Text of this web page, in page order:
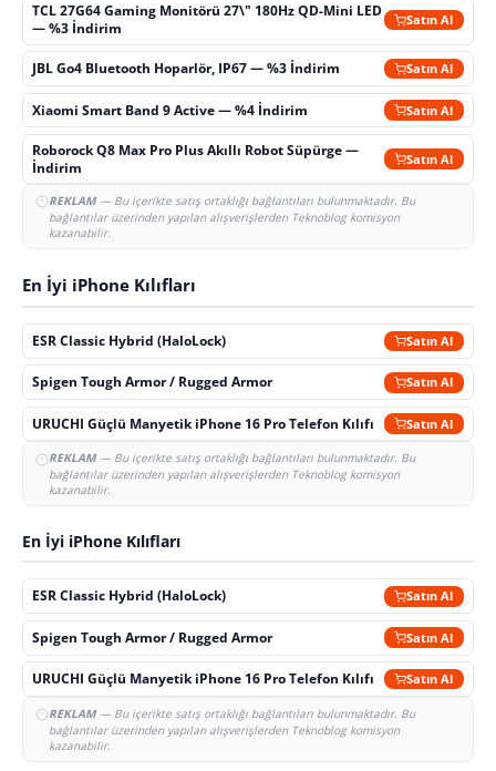
TCL 27G64 Gaming Monitörü 27\" 180Hz QD-Mini LED
— %3 İndirim
Satın Al
JBL Go4 Bluetooth Hoparlör, IP67 — %3 İndirim Satın Al
Xiaomi Smart Band 9 Active — %4 İndirim Satın Al
Roborock Q8 Max Pro Plus Akıllı Robot Süpürge —
İndirim
Satın Al
REKLAM— Bu içerikte satış ortaklığı bağlantıları bulunmaktadır. Bu
bağlantılar üzerinden yapılan alışverişlerden Teknoblog komisyon
kazanabilir.
En İyi iPhone Kılıfları
ESR Classic Hybrid (HaloLock) Satın Al
Spigen Tough Armor / Rugged Armor Satın Al
URUCHI Güçlü Manyetik iPhone 16 Pro Telefon Kılıfı Satın Al
REKLAM— Bu içerikte satış ortaklığı bağlantıları bulunmaktadır. Bu
bağlantılar üzerinden yapılan alışverişlerden Teknoblog komisyon
kazanabilir.
En İyi iPhone Kılıfları
ESR Classic Hybrid (HaloLock) Satın Al
Spigen Tough Armor / Rugged Armor Satın Al
URUCHI Güçlü Manyetik iPhone 16 Pro Telefon Kılıfı Satın Al
REKLAM— Bu içerikte satış ortaklığı bağlantıları bulunmaktadır. Bu
bağlantılar üzerinden yapılan alışverişlerden Teknoblog komisyon
kazanabilir.